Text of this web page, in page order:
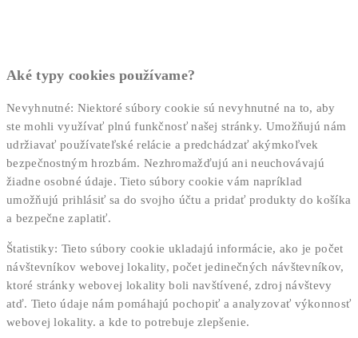
Aké typy cookies používame?
Nevyhnutné: Niektoré súbory cookie sú nevyhnutné na to, aby
ste mohli využívať plnú funkčnosť našej stránky. Umožňujú nám
udržiavať používateľské relácie a predchádzať akýmkoľvek
bezpečnostným hrozbám. Nezhromažďujú ani neuchovávajú
žiadne osobné údaje. Tieto súbory cookie vám napríklad
umožňujú prihlásiť sa do svojho účtu a pridať produkty do košíka
a bezpečne zaplatiť.
Štatistiky: Tieto súbory cookie ukladajú informácie, ako je počet
návštevníkov webovej lokality, počet jedinečných návštevníkov,
ktoré stránky webovej lokality boli navštívené, zdroj návštevy
atď. Tieto údaje nám pomáhajú pochopiť a analyzovať výkonnosť
webovej lokality. a kde to potrebuje zlepšenie.